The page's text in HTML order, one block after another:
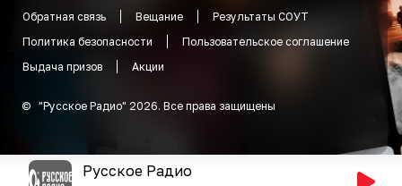
Обратная связь
Вещание
Результаты СОУТ
Политика безопасности
Пользовательское соглашение
Выдача призов
Акции
© "Русское Радио" 2026. Все права защищены
Русское Радио